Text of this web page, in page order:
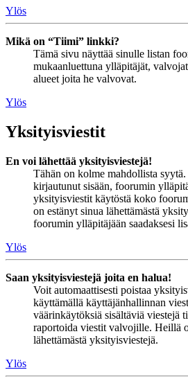
Ylös
Mikä on “Tiimi” linkki?
Tämä sivu näyttää sinulle listan
mukaanluettuna ylläpitäjät,
alueet joita he valvovat.
Ylös
Yksityisviestit
En voi lähettää yksityisviestejä!
Tähän on kolme mahdollista
kirjautunut sisään, foorumin
yksityisviestit käytöstä koko
on estänyt sinua lähettämästä
foorumin ylläpitäjään saadaksesi
Ylös
Saan yksityisviestejä joita en halua!
Voit automaattisesti poistaa
käyttämällä käyttäjänhallinnan
väärinkäytöksiä sisältäviä viestejä
raportoida viestit valvojille. Heillä
lähettämästä yksityisviestejä.
Ylös